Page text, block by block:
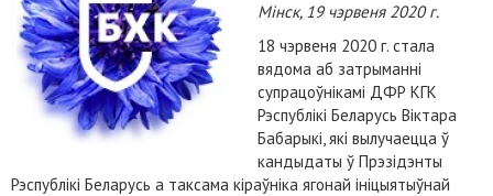
Мінск, 19 чэрвеня 2020 г.
18 чэрвеня 2020 г. стала
вядома аб затрыманні
супрацоўнікамі ДФР КГК
Рэспублікі Беларусь Віктара
Бабарыкі, які вылучаецца ў
кандыдаты ў Прэзідэнты
Рэспублікі Беларусь а таксама кіраўніка ягонай ініцыятыўнай